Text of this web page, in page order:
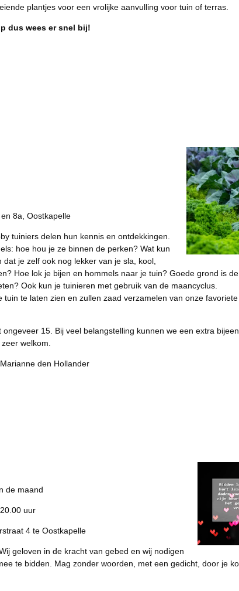
plantjes voor een vrolijke aanvulling voor tuin of terras.
dus wees er snel bij!
8a, Oostkapelle
tuiniers delen hun kennis en ontdekkingen.
hoe hou je ze binnen de perken? Wat kun
je zelf ook nog lekker van je sla, kool,
Hoe lok je bijen en hommels naar je tuin? Goede grond is
Ook kun je tuinieren met gebruik van de maancyclus.
tuin te laten zien en zullen zaad verzamelen van onze
15. Bij veel belangstelling kunnen we een extra
welkom.
den Hollander
de maand
uur
4 te Oostkapelle
geloven in de kracht van gebed en wij nodigen
te bidden. Mag zonder woorden, met een gedicht, door je